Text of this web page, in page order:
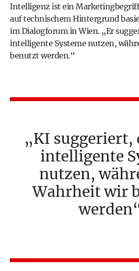
Intelligenz ist ein
auf technischem Hintergrund
im Dialogforum in Wien. „Er
intelligente Systeme nutzen,
benutzt werden.“
KI suggeriert,
intelligente
nutzen,
Wahrheit wir
werden